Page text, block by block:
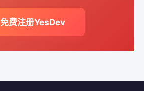
免费注册YesDev